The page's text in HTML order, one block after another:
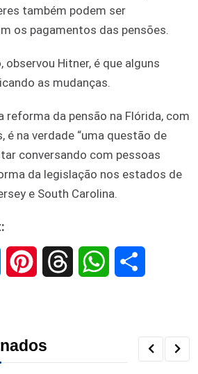
também podem ser
os pagamentos das pensões.
observou Hitner, é que alguns
as mudanças.
reforma da pensão na Flórida, com
na verdade “uma questão de
conversando com pessoas
da legislação nos estados de
e South Carolina.
k t